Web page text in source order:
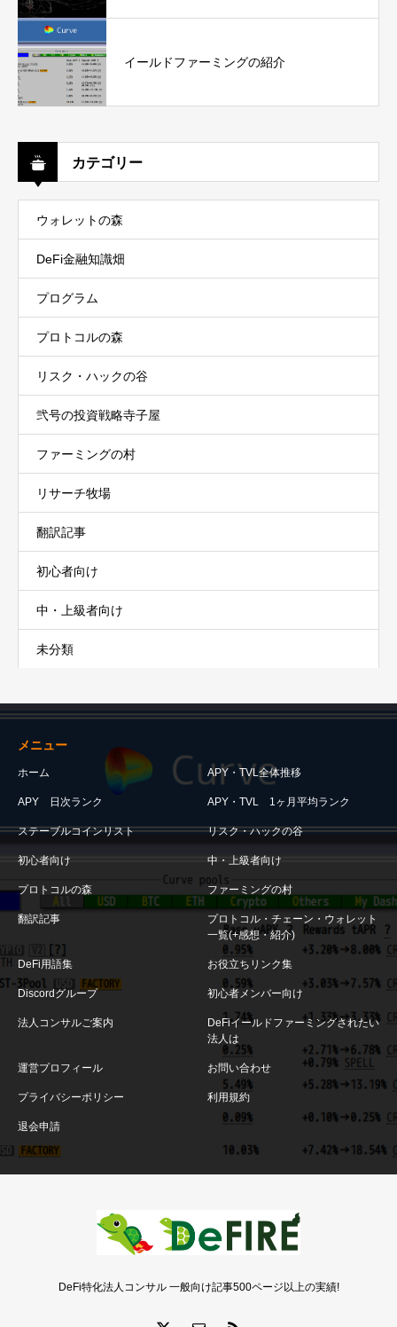
イールドファーミングの紹介
カテゴリー
ウォレットの森
DeFi金融知識畑
プログラム
プロトコルの森
リスク・ハックの谷
弐号の投資戦略寺子屋
ファーミングの村
リサーチ牧場
翻訳記事
初心者向け
中・上級者向け
未分類
メニュー
ホーム APY・TVL全体推移
APY 日次ランク APY・TVL 1ヶ月平均ランク
ステーブルコインリスト リスク・ハックの谷
初心者向け 中・上級者向け
プロトコルの森 ファーミングの村
翻訳記事
プロトコル・チェーン・ウォレット
一覧(+感想・紹介)
DeFi用語集 お役立ちリンク集
Discordグループ 初心者メンバー向け
法人コンサルご案内
DeFiイールドファーミングされたい
法人は
運営プロフィール お問い合わせ
プライバシーポリシー 利用規約
退会申請
DeFi特化法人コンサル 一般向け記事500ページ以上の実績!